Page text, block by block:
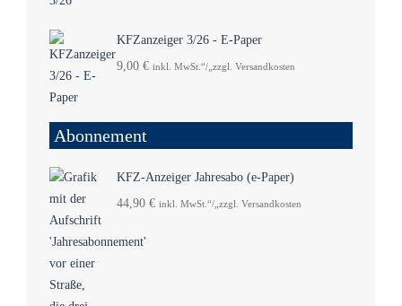
KFZanzeiger 3/26 - E-Paper
9,00 € inkl. MwSt.“/„zzgl. Versandkosten
Abonnement
KFZ-Anzeiger Jahresabo (e-Paper)
44,90 € inkl. MwSt.“/„zzgl. Versandkosten